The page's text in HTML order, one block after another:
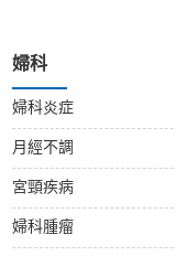
婦科
婦科炎症
月經不調
宮頸疾病
婦科腫瘤